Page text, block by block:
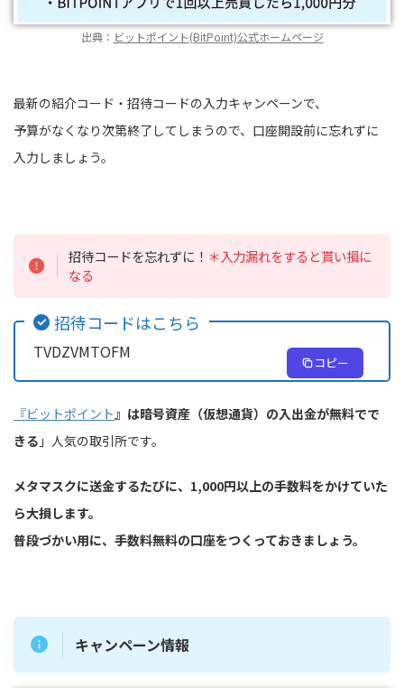
出典： ビットポイント(BitPoint)公式ホームページ
最新の紹介コード・招待コードの入力キャンペーンで、
予算がなくなり次第終了してしまうので、口座開設前に忘れずに
入力しましょう。
招待コードを忘れずに！ ＊入力漏れをすると貰い損に
なる
招待コードはこちら
TVDZVMTOFM
コピー
『ビットポイント 』は暗号資産（仮想通貨）の入出金が無料でで
きる 」人気の取引所です。
メタマスクに送金するたびに、1,000円以上の手数料をかけていた
ら大損します。
普段づかい用に、手数料無料の口座をつくっておきましょう。
キャンペーン情報